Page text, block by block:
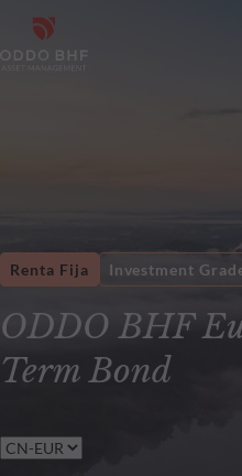
ODDO BHF
Term Bond
Renta Fija Investment